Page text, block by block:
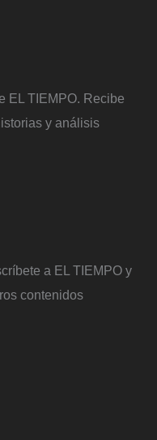
EL TIEMPO. Recibe
y análisis
a EL TIEMPO y
contenidos